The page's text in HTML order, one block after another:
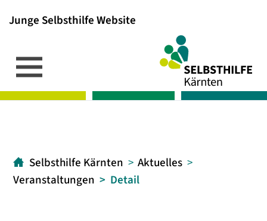
Junge Selbsthilfe Website
[1]
[2]
[3]
Selbsthilfe Kärnten
Aktuelles
Veranstaltungen
Detail